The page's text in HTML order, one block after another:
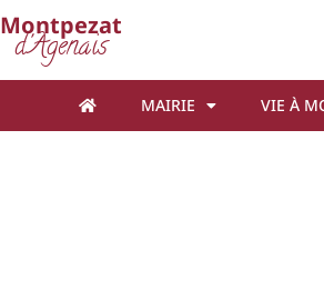
Montpezat
d'Agenais
MAIRIE VIE À
Cookies management panel